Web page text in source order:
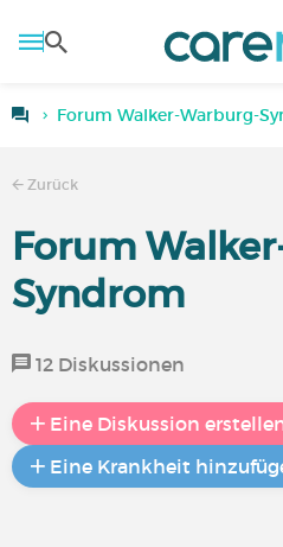
Forum Walker-Warburg-
Zurück
Forum
Syndrom
12 Diskussionen
Eine Diskussion
Eine Krankheit